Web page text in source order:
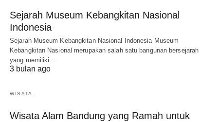
Sejarah Museum Kebangkitan Nasional
Indonesia
Sejarah Museum Kebangkitan Nasional Indonesia Museum
Kebangkitan Nasional merupakan salah satu bangunan bersejarah
yang memiliki…
3 bulan ago
WISATA
Wisata Alam Bandung yang Ramah untuk